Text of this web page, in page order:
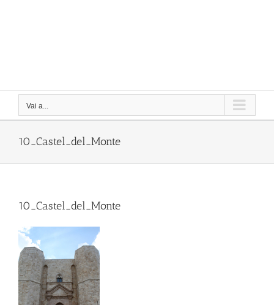
Vai a...
10_Castel_del_Monte
10_Castel_del_Monte